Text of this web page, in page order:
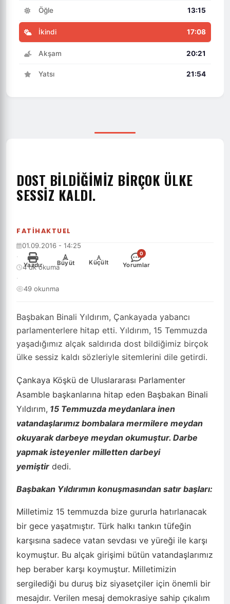
Öğle 13:15
İkindi 17:08
Akşam 20:21
Yatsı 21:54
FATIHAKTUEL
DOST BILDIĞIMIZ BIRÇOK ÜLKE
SESSIZ KALDI.
Başbakan Binali Yıldırım, Çankayada yabancı
parlamenterlere hitap etti. Yıldırım, 15 Temmuzda
yaşadığımız alçak saldırıda dost bildiğimiz birçok
ülke sessiz kaldı sözleriyle sitemlerini dile getirdi.
01.09.2016 - 14:25
·
4 dk okuma
·
49 okunma
Yazdır
+
Büyüt
-
Küçült
0
Yorumlar
Çankaya Köşkü de Uluslararası Parlamenter
Asamble başkanlarına hitap eden Başbakan Binali
Yıldırım, 15 Temmuzda meydanlara inen
vatandaşlarımız bombalara mermilere meydan
okuyarak darbeye meydan okumuştur. Darbe
yapmak isteyenler milletten darbeyi
yemiştir dedi.
Başbakan Yıldırımın konuşmasından satır başları:
Milletimiz 15 temmuzda bize gururla hatırlanacak
bir gece yaşatmıştır. Türk halkı tankın tüfeğin
karşısına sadece vatan sevdası ve yüreği ile karşı
koymuştur. Bu alçak girişimi bütün vatandaşlarımız
hep beraber karşı koymuştur. Milletimizin
sergilediği bu duruş biz siyasetçiler için önemli bir
mesajdır. Verilen mesaj demokrasiye sahip çıkalım